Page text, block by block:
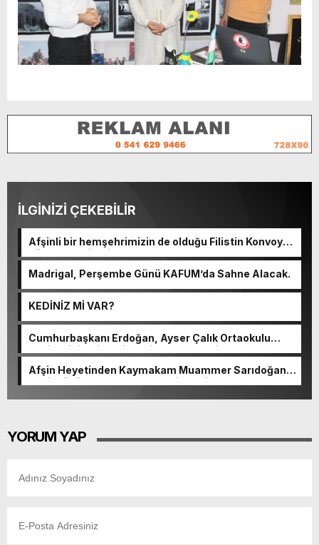
İLGİNİZİ ÇEKEBİLİR
Afşinli bir hemşehrimizin de olduğu Filistin Konvoyu,
güçlenerek ilerliyor.
Madrigal, Perşembe Günü KAFUM’da Sahne Alacak.
KEDİNİZ Mİ VAR?
Cumhurbaşkanı Erdoğan, Ayser Çalık Ortaokulu
Şehitlerinin Aileleriyle Bir Araya Geldi.
Afşin Heyetinden Kaymakam Muammer Sarıdoğan’a
Beşikdüzü’nde hayırlı olsun ziyareti.
YORUM YAP